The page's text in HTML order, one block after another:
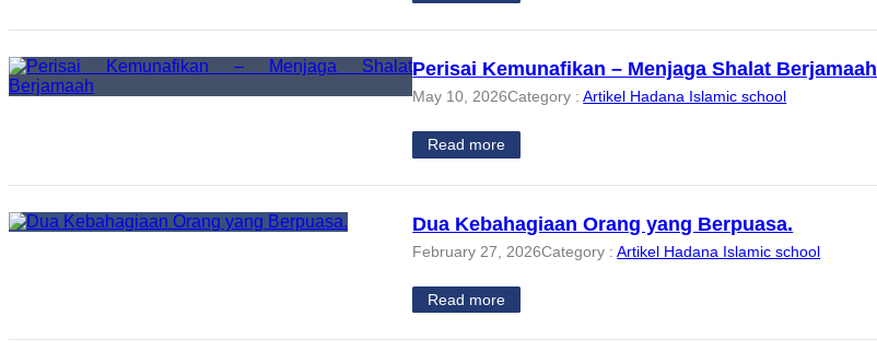
Perisai Kemunafikan – Menjaga Shalat Berjamaah
May 10, 2026Category :Artikel Hadana Islamic school
Read more
Dua Kebahagiaan Orang yang Berpuasa.
February 27, 2026Category :Artikel Hadana Islamic school
Read more